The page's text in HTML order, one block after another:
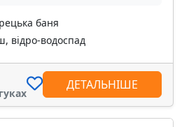
баня
відро-водоспад
ДЕТАЛЬНІШЕ